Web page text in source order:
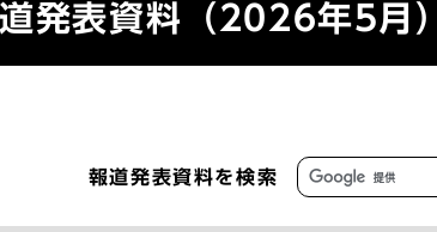
発表資料（2026年5月）
報道発表資料を検索